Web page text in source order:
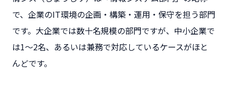
で、企業のIT環境の企画・構築・運用・保守を担う部門
です。大企業では数十名規模の部門ですが、中小企業で
は1〜2名、あるいは兼務で対応しているケースがほと
んどです。